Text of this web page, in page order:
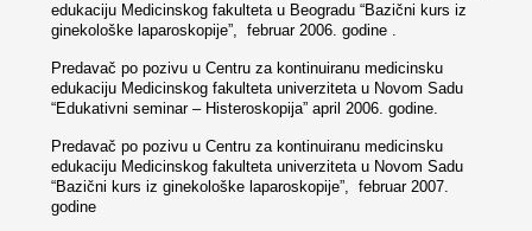
edukaciju Medicinskog fakulteta u Beogradu “Bazični kurs iz
ginekološke laparoskopije”, februar 2006. godine .
Predavač po pozivu u Centru za kontinuiranu medicinsku
edukaciju Medicinskog fakulteta univerziteta u Novom Sadu
“Edukativni seminar – Histeroskopija” april 2006. godine.
Predavač po pozivu u Centru za kontinuiranu medicinsku
edukaciju Medicinskog fakulteta univerziteta u Novom Sadu
“Bazični kurs iz ginekološke laparoskopije”, februar 2007.
godine